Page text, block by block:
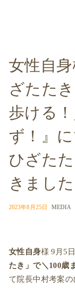
女性自
ざたた
歩ける
ず！』
ひざた
きました
2023年8月25日 MEDIA
女性自身様 9月5
たき」で＼100歳
て院長中村考案の